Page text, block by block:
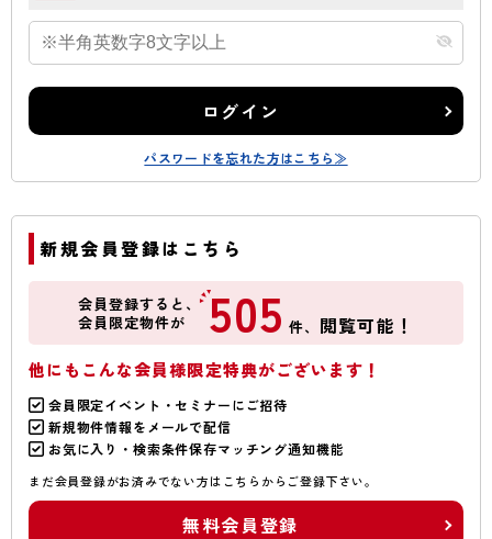
ログイン
パスワードを忘れた方はこちら≫
新規会員登録はこちら
会員登録すると、
会員限定物件が
505 件、 閲覧可能！
他にもこんな会員様限定特典がございます！
会員限定イベント・セミナーにご招待
新規物件情報をメールで配信
お気に入り・検索条件保存マッチング通知機能
まだ会員登録がお済みでない方はこちらからご登録下さい。
無料会員登録